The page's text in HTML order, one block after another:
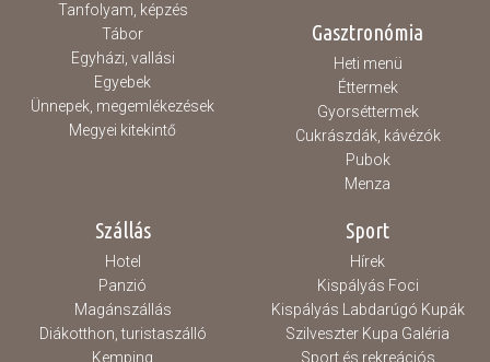
Tanfolyam, képzés
Tábor
Egyházi, vallási
Egyebek
Ünnepek, megemlékezések
Megyei kitekintő
Gasztronómia
Heti menü
Éttermek
Gyorséttermek
Cukrászdák, kávézók
Pubok
Menza
Szállás
Hotel
Panzió
Magánszállás
Diákotthon, turistaszálló
Kemping
Sport
Hírek
Kispályás Foci
Kispályás Labdarúgó Kupák
Szilveszter Kupa Galéria
Sport és rekreációs